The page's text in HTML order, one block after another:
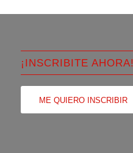
¡INSCRIBITE AHORA!
ME QUIERO INSCRIBIR